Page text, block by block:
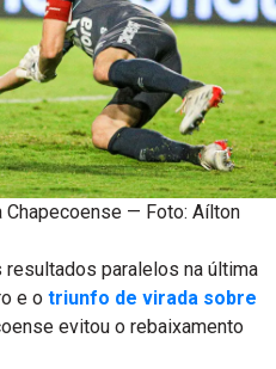
Chapecoense — Foto: Aílton
paralelos na última
e o triunfo de virada sobre
evitou o rebaixamento